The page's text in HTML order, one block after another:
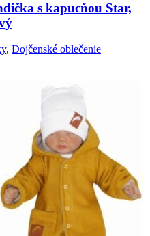
s kapucňou Star,
, Dojčenské oblečenie